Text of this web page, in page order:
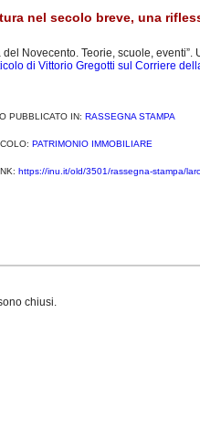
nel secolo breve, una
del Novecento. Teorie, scuole,
di Vittorio Gregotti sul Corriere
PUBBLICATO IN: RASSEGNA STAMPA
PATRIMONIO IMMOBILIARE
https://inu.it/old/3501/rassegna-stampa/
chiusi.